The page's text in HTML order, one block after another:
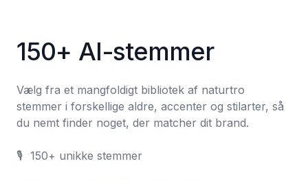
150+ AI-stemmer
Vælg fra et mangfoldigt bibliotek af naturtro
stemmer i forskellige aldre, accenter og stilarter, så
du nemt finder noget, der matcher dit brand.
🎙️	150+ unikke stemmer